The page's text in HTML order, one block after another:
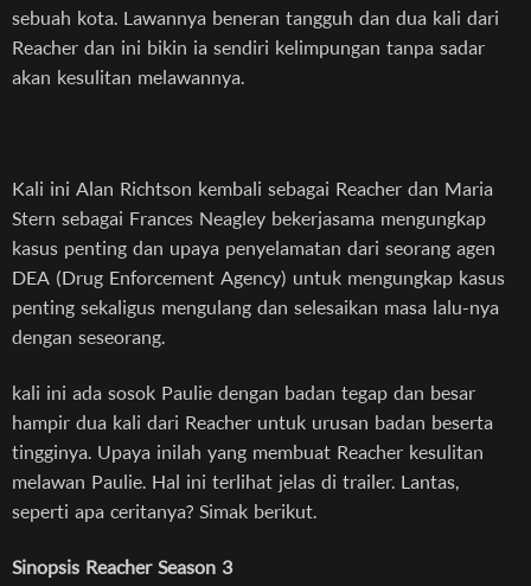
sebuah kota. Lawannya beneran tangguh dan dua kali dari
Reacher dan ini bikin ia sendiri kelimpungan tanpa sadar
akan kesulitan melawannya.
Kali ini Alan Richtson kembali sebagai Reacher dan Maria
Stern sebagai Frances Neagley bekerjasama mengungkap
kasus penting dan upaya penyelamatan dari seorang agen
DEA (Drug Enforcement Agency) untuk mengungkap kasus
penting sekaligus mengulang dan selesaikan masa lalu-nya
dengan seseorang.
kali ini ada sosok Paulie dengan badan tegap dan besar
hampir dua kali dari Reacher untuk urusan badan beserta
tingginya. Upaya inilah yang membuat Reacher kesulitan
melawan Paulie. Hal ini terlihat jelas di trailer. Lantas,
seperti apa ceritanya? Simak berikut.
Sinopsis Reacher Season 3